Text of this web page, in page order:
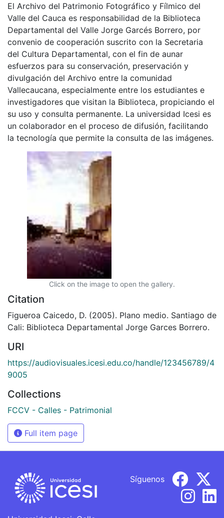
El Archivo del Patrimonio Fotográfico y Fílmico del
Valle del Cauca es responsabilidad de la Biblioteca
Departamental del Valle Jorge Garcés Borrero, por
convenio de cooperación suscrito con la Secretaria
del Cultura Departamental, con el fin de aunar
esfuerzos para su conservación, preservación y
divulgación del Archivo entre la comunidad
Vallecaucana, especialmente entre los estudiantes e
investigadores que visitan la Biblioteca, propiciando el
su uso y consulta permanente. La universidad Icesi es
un colaborador en el proceso de difusión, facilitando
la tecnología que permite la consulta de las imágenes.
Click on the image to open the gallery.
Citation
Figueroa Caicedo, D. (2005). Plano medio. Santiago de
Cali: Biblioteca Departamental Jorge Garces Borrero.
URI
https://audiovisuales.icesi.edu.co/handle/123456789/4
9005
Collections
FCCV - Calles - Patrimonial
Full item page
Síguenos